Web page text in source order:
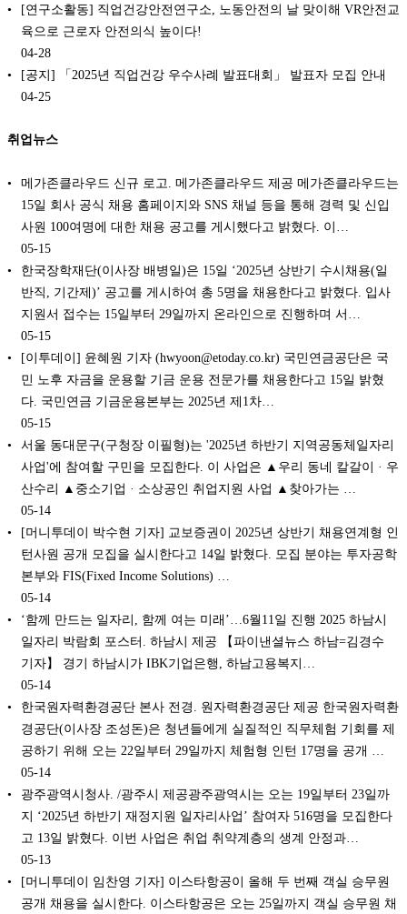
[연구소활동] 직업건강안전연구소, 노동안전의 날 맞이해 VR안전교
육으로 근로자 안전의식 높이다!
04-28
[공지] 「2025년 직업건강 우수사례 발표대회」 발표자 모집 안내
04-25
취업뉴스
메가존클라우드 신규 로고. 메가존클라우드 제공 메가존클라우드는
15일 회사 공식 채용 홈페이지와 SNS 채널 등을 통해 경력 및 신입
사원 100여명에 대한 채용 공고를 게시했다고 밝혔다. 이…
05-15
한국장학재단(이사장 배병일)은 15일 ‘2025년 상반기 수시채용(일
반직, 기간제)’ 공고를 게시하여 총 5명을 채용한다고 밝혔다. 입사
지원서 접수는 15일부터 29일까지 온라인으로 진행하며 서…
05-15
[이투데이] 윤혜원 기자 (hwyoon@etoday.co.kr) 국민연금공단은 국
민 노후 자금을 운용할 기금 운용 전문가를 채용한다고 15일 밝혔
다. 국민연금 기금운용본부는 2025년 제1차…
05-15
서울 동대문구(구청장 이필형)는 '2025년 하반기 지역공동체일자리
사업'에 참여할 구민을 모집한다. 이 사업은 ▲우리 동네 칼갈이 · 우
산수리 ▲중소기업 · 소상공인 취업지원 사업 ▲찾아가는 …
05-14
[머니투데이 박수현 기자] 교보증권이 2025년 상반기 채용연계형 인
턴사원 공개 모집을 실시한다고 14일 밝혔다. 모집 분야는 투자공학
본부와 FIS(Fixed Income Solutions) …
05-14
‘함께 만드는 일자리, 함께 여는 미래’…6월11일 진행 2025 하남시
일자리 박람회 포스터. 하남시 제공 【파이낸셜뉴스 하남=김경수
기자】 경기 하남시가 IBK기업은행, 하남고용복지…
05-14
한국원자력환경공단 본사 전경. 원자력환경공단 제공 한국원자력환
경공단(이사장 조성돈)은 청년들에게 실질적인 직무체험 기회를 제
공하기 위해 오는 22일부터 29일까지 체험형 인턴 17명을 공개 …
05-14
광주광역시청사. /광주시 제공광주광역시는 오는 19일부터 23일까
지 ‘2025년 하반기 재정지원 일자리사업’ 참여자 516명을 모집한다
고 13일 밝혔다. 이번 사업은 취업 취약계층의 생계 안정과…
05-13
[머니투데이 임찬영 기자] 이스타항공이 올해 두 번째 객실 승무원
공개 채용을 실시한다. 이스타항공은 오는 25일까지 객실 승무원 채